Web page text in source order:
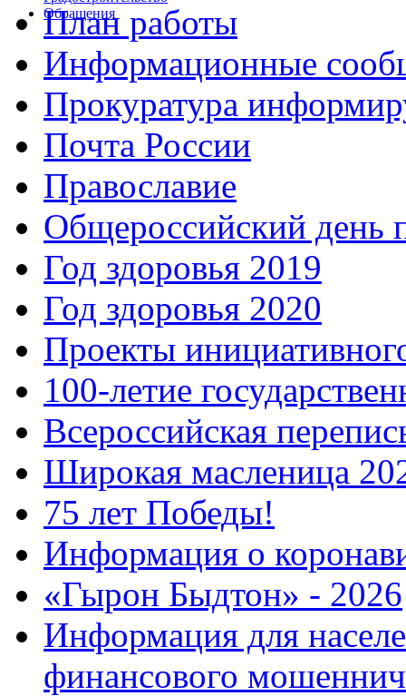
Обращения
План работы
Информационные
Прокуратура
Почта России
Православие
Общероссийский день
Год здоровья 2019
Год здоровья 2020
Проекты
100-летие
Всероссийская
Широкая масленица
75 лет Победы!
Информация о
«Гырон Быдтон» - 2026
Информация для
финансового